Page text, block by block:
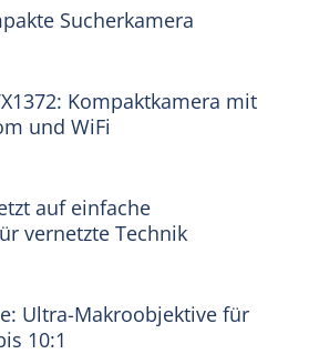
Sucherkamera
Kompaktkamera mit
und WiFi
auf einfache
vernetzte Technik
Ultra-Makroobjektive für
10:1